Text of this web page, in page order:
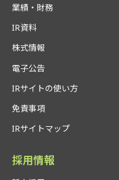
業績・財務
IR資料
株式情報
電子公告
IRサイトの使い方
免責事項
IRサイトマップ
採用情報